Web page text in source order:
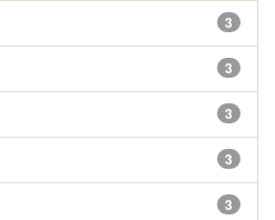
3
3
3
3
3